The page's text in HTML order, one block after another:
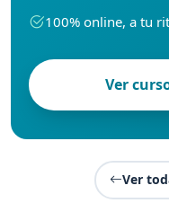
100% online, a tu
Ver
Ver